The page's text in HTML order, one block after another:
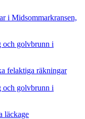
i Midsommarkransen,
och golvbrunn i
felaktiga räkningar
och golvbrunn i
läckage